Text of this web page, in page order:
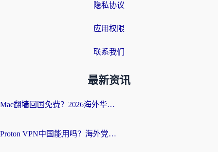
隐私协议
应用权限
联系我们
最新资讯
Mac翻墙回国免费？2026海外华人亲测：从CCTV5直播到国内APP，这样选加速器才靠谱
Proton VPN中国能用吗？海外党选回国加速器的避坑指南（附番茄加速器实测）